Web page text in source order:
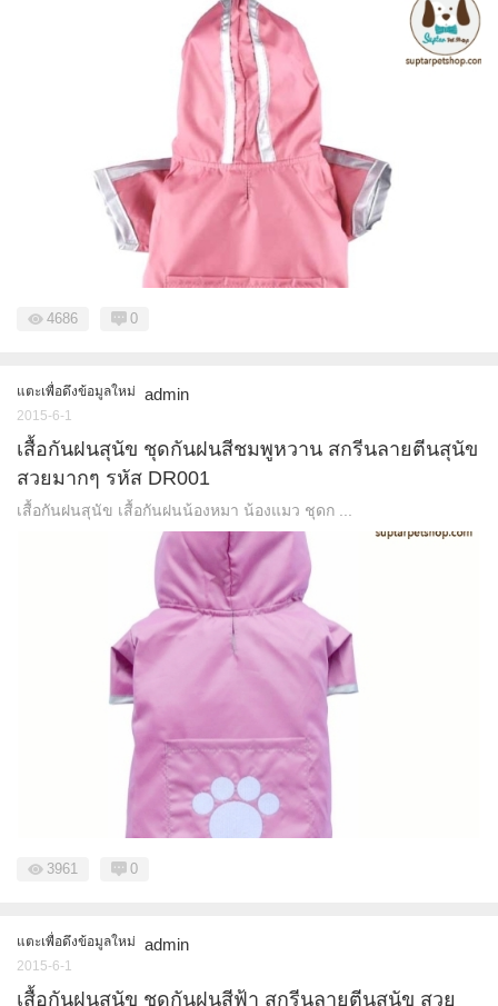
4686 0
แตะเพื่อดึงข้อมูลใหม่ admin
2015-6-1
เสื้อกันฝนสุนัข ชุดกันฝนสีชมพูหวาน สกรีนลายตีนสุนัข
สวยมากๆ รหัส DR001
เสื้อกันฝนสุนัข เสื้อกันฝนน้องหมา น้องแมว ชุดก ...
3961 0
แตะเพื่อดึงข้อมูลใหม่ admin
2015-6-1
เสื้อกันฝนสุนัข ชุดกันฝนสีฟ้า สกรีนลายตีนสุนัข สวย